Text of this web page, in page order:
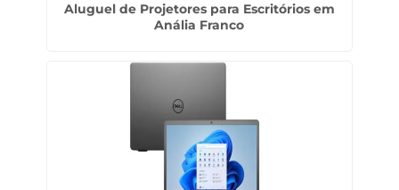
Aluguel de Projetores para Escritórios em
Anália Franco